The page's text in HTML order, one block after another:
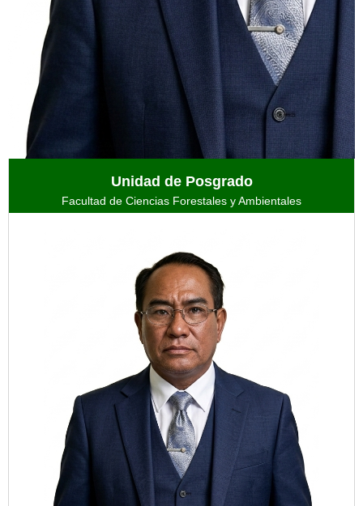
Unidad de Posgrado
Facultad de Ciencias Forestales y Ambientales